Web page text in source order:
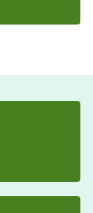
はライセン
付はいたし